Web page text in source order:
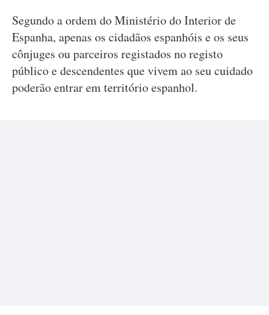
Segundo a ordem do Ministério do Interior de
Espanha, apenas os cidadãos espanhóis e os seus
cônjuges ou parceiros registados no registo
público e descendentes que vivem ao seu cuidado
poderão entrar em território espanhol.